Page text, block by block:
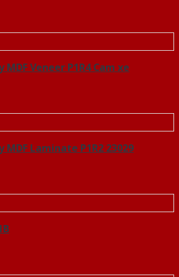
MDF Veneer P1R4 Cam xe
MDF Laminate P1R2 23029